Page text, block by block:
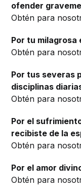
ofender
Obtén para
Por tu
Obtén para
Por tus severas
disciplinas
Obtén para
Por el
recibiste de la
Obtén para
Por el amor
Obtén para